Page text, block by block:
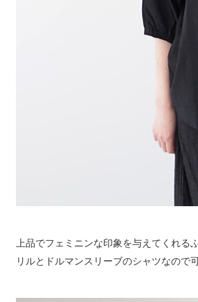
上品でフェミニンな印象を与えてくれ
リルとドルマンスリーブのシャツなので